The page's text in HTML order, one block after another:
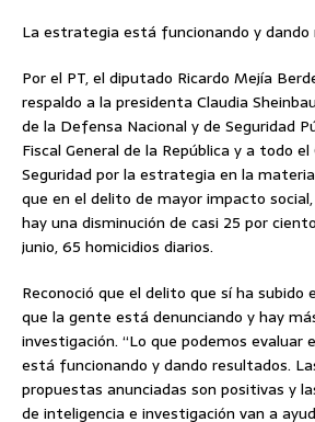
La estrategia está funcionando y dando
Por el PT, el diputado Ricardo Mejía
respaldo a la presidenta Claudia
de la Defensa Nacional y de Seguridad
Fiscal General de la República y a todo
Seguridad por la estrategia en la
que en el delito de mayor impacto
hay una disminución de casi 25 por
junio, 65 homicidios diarios.
Reconoció que el delito que sí ha subido
que la gente está denunciando y hay
investigación. “Lo que podemos evaluar
está funcionando y dando resultados.
propuestas anunciadas son positivas y
de inteligencia e investigación van a